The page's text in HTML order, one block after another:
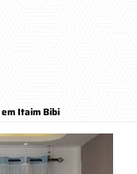
Itaim Bibi